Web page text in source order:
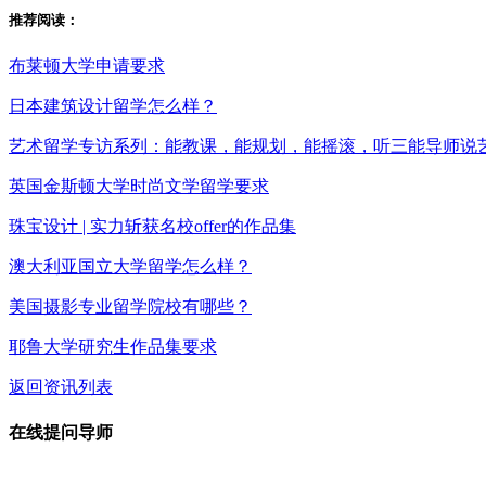
推荐阅读：
布莱顿大学申请要求
日本建筑设计留学怎么样？
艺术留学专访系列：能教课，能规划，能摇滚，听三能导师说
英国金斯顿大学时尚文学留学要求
珠宝设计 | 实力斩获名校offer的作品集
澳大利亚国立大学留学怎么样？
美国摄影专业留学院校有哪些？
耶鲁大学研究生作品集要求
返回资讯列表
在线提问导师